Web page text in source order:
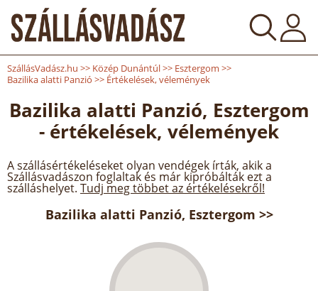
SzállásVadász.hu >> Közép Dunántúl>> Esztergom >>
Bazilika alatti Panzió >> Értékelések, vélemények
Bazilika alatti Panzió, Esztergom
- értékelések, vélemények
A szállásértékeléseket olyan vendégek írták, akik a
Szállásvadászon foglaltak és már kipróbálták ezt a
szálláshelyet. Tudj meg többet az értékelésekről!
Bazilika alatti Panzió, Esztergom >>